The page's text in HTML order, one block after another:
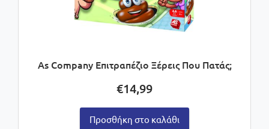
As Company Επιτραπέζιο Ξέρεις Που Πατάς;
€14,99
Προσθήκη στο καλάθι